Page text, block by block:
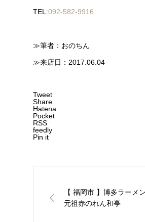
TEL:092-582-9916
≫筆者：おのちん
≫来店日：2017.06.04
Tweet
Share
Hatena
Pocket
RSS
feedly
Pin it
【 福岡市 】博多ラーメ
元祖赤のれん和亭